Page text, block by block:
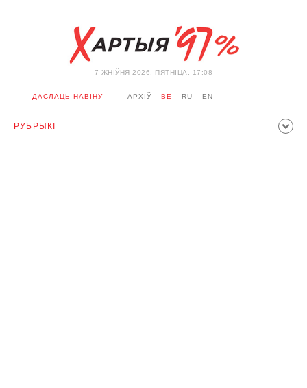
7 ЖНIЎНЯ 2026, ПЯТНІЦА, 17:08
ДАСЛАЦЬ НАВІНУ АРХІЎ BE RU EN
РУБРЫКІ